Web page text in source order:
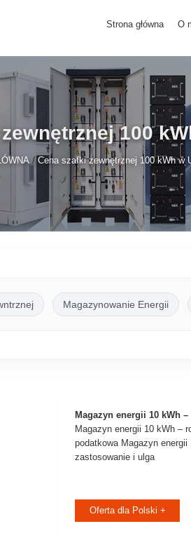
Strona główna O
100
/Cena szafki zewnętrznej 100 kWh w
Magazynowanie Energii
Magazyn energii 10 kWh
Magazyn energii 10 kWh –
podatkowa Magazyn
zastosowanie i ulga
Oferta dla Polski +